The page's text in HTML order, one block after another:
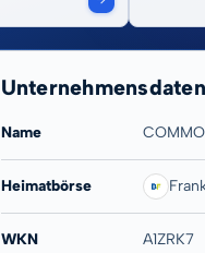
Unternehmensdaten
Name
Heimatbörse
WKN A1ZRK7